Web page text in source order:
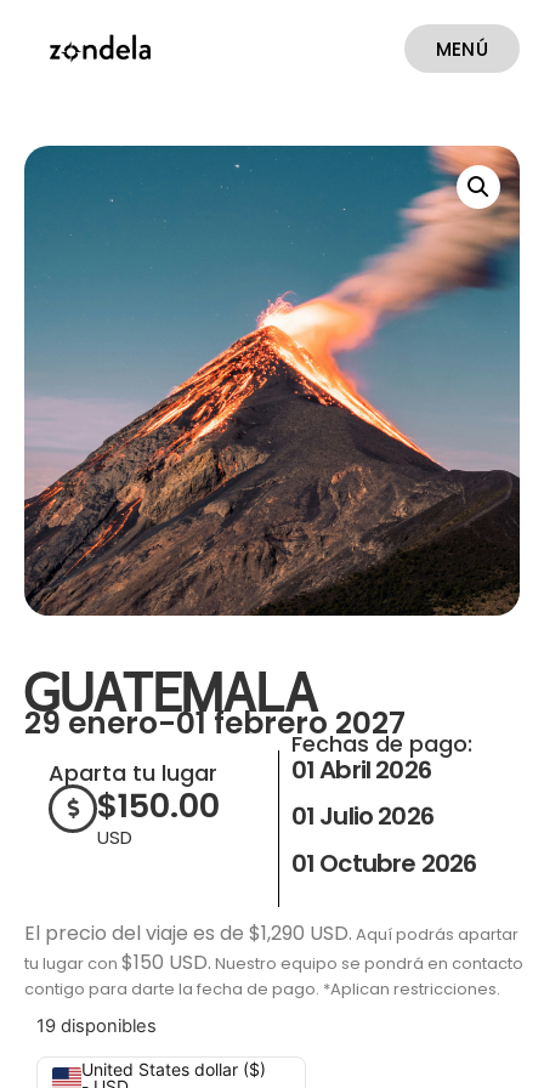
MENÚ
GUATEMALA
29 enero-01 febrero 2027
Aparta tu lugar
$150.00
USD
Fechas de pago:
01 Abril 2026
01 Julio 2026
01 Octubre 2026
El precio del viaje es de $1,290 USD. Aquí podrás apartar
tu lugar con $150 USD. Nuestro equipo se pondrá en contacto
contigo para darte la fecha de pago. *Aplican restricciones.
19 disponibles
United States dollar ($)